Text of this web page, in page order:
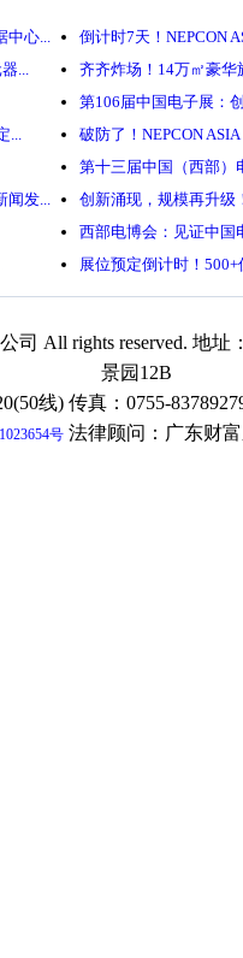
中心...
倒计时7天！NEPCON
...
齐齐炸场！14万㎡豪华
第106届中国电子展：
...
破防了！NEPCON ASIA
第十三届中国（西部）
闻发...
创新涌现，规模再升级
西部电博会：见证中国
展位预定倒计时！500+
司 All rights reserved. 地
景园12B
线) 传真：0755-
号 法律顾问：广东财